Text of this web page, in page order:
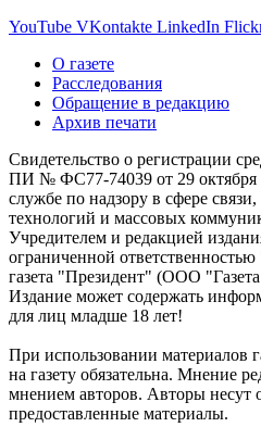
YouTube VKontakte LinkedIn
О газете
Расследования
Обращение в редакцию
Архив печати
Свидетельство о регистрации
ПИ № ФС77-74039 от 29 октября
службе по надзору в сфере
технологий и массовых
Учредителем и редакцией
ограниченной
газета "Президент" (ООО
Издание может содержать
для лиц младше 18 лет!
При использовании материалов
на газету обязательна. Мнение
мнением авторов. Авторы несут
предоставленные материалы.